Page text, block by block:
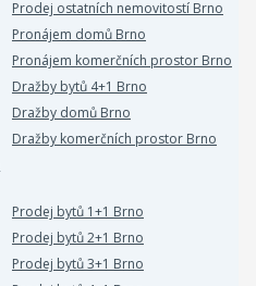
Prodej ostatních nemovitostí Brno
Pronájem domů Brno
Pronájem komerčních prostor Brno
Dražby bytů 4+1 Brno
Dražby domů Brno
Dražby komerčních prostor Brno
Prodej bytů 1+1 Brno
Prodej bytů 2+1 Brno
Prodej bytů 3+1 Brno